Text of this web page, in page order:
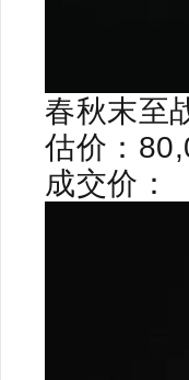
春秋末至
估价：
成交价：